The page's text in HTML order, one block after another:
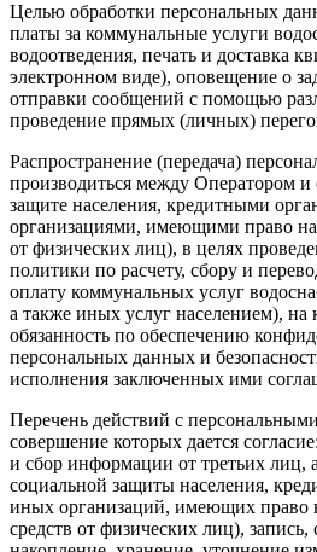
Целью обработки персональных
платы за коммунальные услуги
водоотведения, печать и доставка
электронном виде), оповещение о
отправки сообщений с помощью
проведение прямых (личных)
Распространение (передача)
производиться между Оператором
защите населения, кредитными
организациями, имеющими право
от физических лиц), в целях
политики по расчету, сбору и
оплату коммунальных услуг
а также иных услуг населением), на
обязанность по обеспечению
персональных данных и
исполнения заключенных ими
Перечень действий с
совершение которых дается
и сбор информации от третьих лиц,
социальной защиты населения,
иных организаций, имеющих право
средств от физических лиц), запись,